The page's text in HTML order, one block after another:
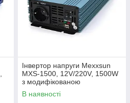
Інвертор напруги Mexxsun
MXS-1500, 12V/220V, 1500W
з модифікованою
синусоїдою, 2 Shuko, клемні
дроти, Q6
В наявності